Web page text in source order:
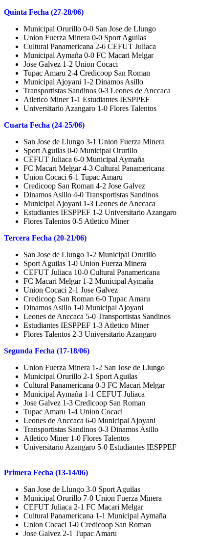
Quinta Fecha (27-28/06)
Municipal Orurillo 0-0 San Jose de Llungo
Union Fuerza Minera 0-0 Sport Aguilas
Cultural Panamericana 2-6 CEFUT Juliaca
Municipal Aymaña 0-0 FC Macari Melgar
Jose Galvez 1-2 Union Cocaci
Tupac Amaru 2-4 Credicoop San Roman
Municipal Ajoyani 1-2 Dinamos Asillo
Transportistas Sandinos 0-3 Leones de Anccaca
Atletico Miner 1-1 Estudiantes IESPPEF
Universitario Azangaro 1-0 Flores Talentos
Cuarta Fecha (24-25/06)
San Jose de Llungo 3-1 Union Fuerza Minera
Sport Aguilas 0-0 Municipal Orurillo
CEFUT Juliaca 6-0 Municipal Aymaña
FC Macari Melgar 4-3 Cultural Panamericana
Union Cocaci 6-1 Tupac Amaru
Credicoop San Roman 4-2 Jose Galvez
Dinamos Asillo 4-0 Transportistas Sandinos
Municipal Ajoyani 1-3 Leones de Anccaca
Estudiantes IESPPEF 1-2 Universitario Azangaro
Flores Talentos 0-5 Atletico Miner
Tercera Fecha (20-21/06)
San Jose de Llungo 1-2 Municipal Orurillo
Sport Aguilas 1-0 Union Fuerza Minera
CEFUT Juliaca 10-0 Cultural Panamericana
FC Macari Melgar 1-2 Municipal Aymaña
Union Cocaci 2-1 Jose Galvez
Credicoop San Roman 6-0 Tupac Amaru
Dinamos Asillo 1-0 Municipal Ajoyani
Leones de Anccaca 5-0 Transportistas Sandinos
Estudiantes IESPPEF 1-3 Atletico Miner
Flores Talentos 2-3 Universitario Azangaro
Segunda Fecha (17-18/06)
Union Fuerza Minera 1-2 San Jose de Llungo
Municipal Orurillo 2-1 Sport Aguilas
Cultural Panamericana 0-3 FC Macari Melgar
Municipal Aymaña 1-1 CEFUT Juliaca
Jose Galvez 1-3 Credicoop San Roman
Tupac Amaru 1-4 Union Cocaci
Leones de Anccaca 6-0 Municipal Ajoyani
Transportistas Sandinos 0-3 Dinamos Asillo
Atletico Miner 1-0 Flores Talentos
Universitario Azangaro 5-0 Estudiantes IESPPEF
Primera Fecha (13-14/06)
San Jose de Llungo 3-0 Sport Aguilas
Municipal Orurillo 7-0 Union Fuerza Minera
CEFUT Juliaca 2-1 FC Macari Melgar
Cultural Panamericana 1-1 Municipal Aymaña
Union Cocaci 1-0 Credicoop San Roman
Jose Galvez 2-1 Tupac Amaru